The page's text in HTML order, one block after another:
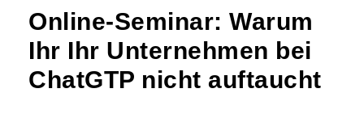
Online-Seminar: Warum
Ihr Ihr Unternehmen bei
ChatGTP nicht auftaucht